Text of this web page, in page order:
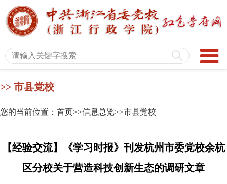
>> 市县党校
您的当前位置：首页>>信息总览>>市县党校
【经验交流】《学习时报》刊发杭州市委党校余杭
区分校关于营造科技创新生态的调研文章